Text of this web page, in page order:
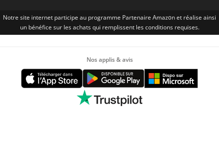
Notre site internet participe au programme Partenaire Αmazοn et réalise ainsi
un bénéfice sur les achats qui remplissent les conditions requises.
Nos applis & avis